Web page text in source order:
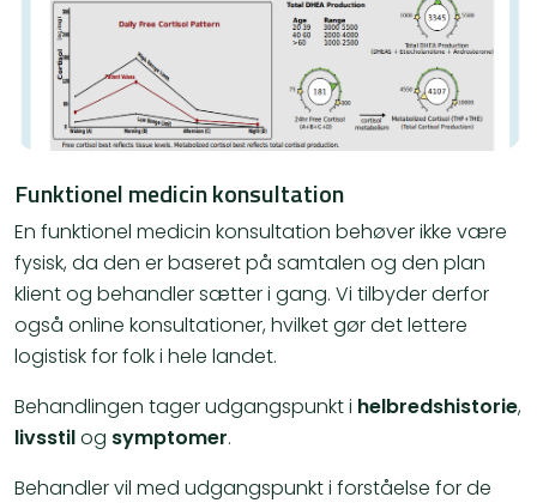
Funktionel medicin konsultation
En funktionel medicin konsultation behøver ikke være
fysisk, da den er baseret på samtalen og den plan
klient og behandler sætter i gang. Vi tilbyder derfor
også online konsultationer, hvilket gør det lettere
logistisk for folk i hele landet.
Behandlingen tager udgangspunkt i helbredshistorie,
livsstilog symptomer.
Behandler vil med udgangspunkt i forståelse for de